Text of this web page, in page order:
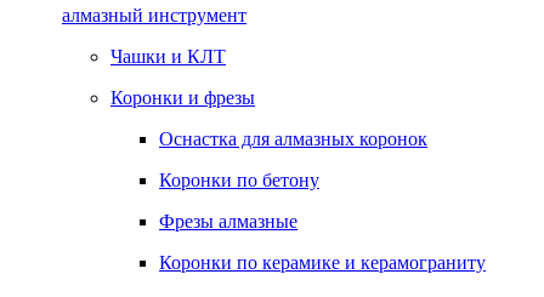
алмазный инструмент
Чашки и КЛТ
Коронки и фрезы
Оснастка для алмазных коронок
Коронки по бетону
Фрезы алмазные
Коронки по керамике и керамограниту